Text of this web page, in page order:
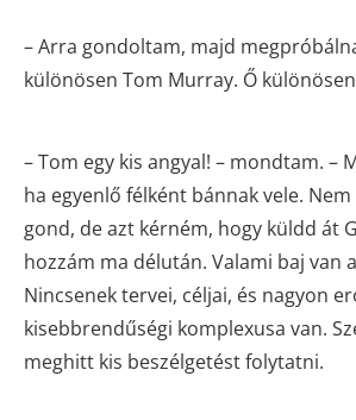
– Arra gondoltam, majd
különösen Tom Murray. Ő
– Tom egy kis angyal! – mondtam. –
ha egyenlő félként bánnak vele.
gond, de azt kérném, hogy küldd át
hozzám ma délután. Valami baj van
Nincsenek tervei, céljai, és nagyon
kisebbrendűségi komplexusa van.
meghitt kis beszélgetést folytatni.